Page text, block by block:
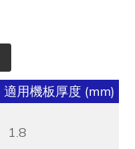
適用機板厚度 (mm)
1.8